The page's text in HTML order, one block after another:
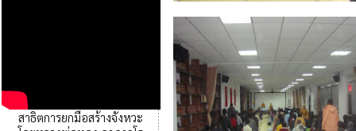
สาธิตการยกมือสร้างจังหวะ